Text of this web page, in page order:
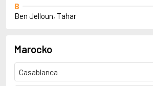
B
Ben Jelloun, Tahar
Marocko
Casablanca